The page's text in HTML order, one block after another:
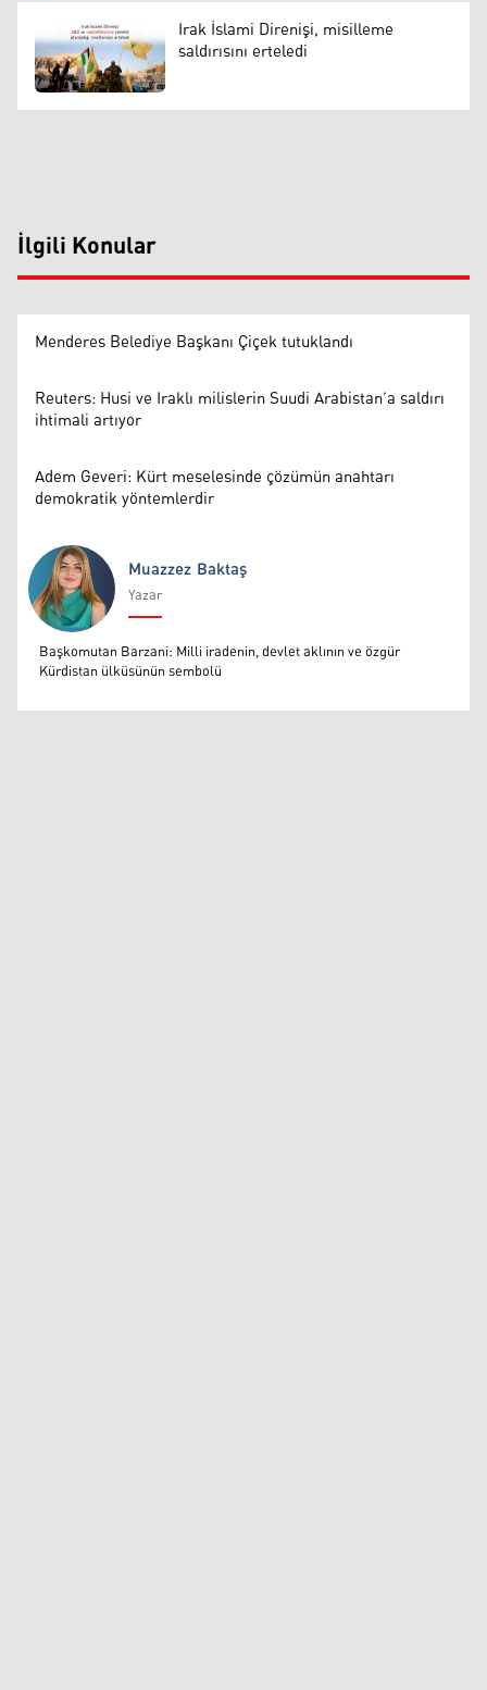
Irak İslami Direnişi, misilleme
saldırısını erteledi
İlgili Konular
Menderes Belediye Başkanı Çiçek tutuklandı
Reuters: Husi ve Iraklı milislerin Suudi Arabistan’a saldırı
ihtimali artıyor
Adem Geveri: Kürt meselesinde çözümün anahtarı
demokratik yöntemlerdir
Muazzez Baktaş
Muazzez Baktaş
Yazar
Başkomutan Barzani: Milli iradenin, devlet aklının ve özgür
Kürdistan ülküsünün sembolü